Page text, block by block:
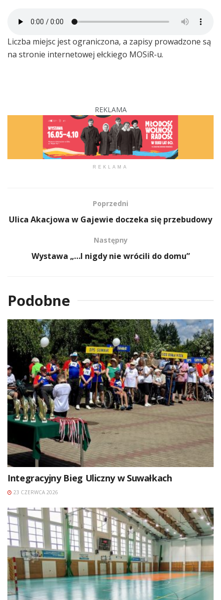
Liczba miejsc jest ograniczona, a zapisy prowadzone są
na stronie internetowej ełckiego MOSiR-u.
REKLAMA
REKLAMA
Poprzedni
Ulica Akacjowa w Gajewie doczeka się przebudowy
Następny
Wystawa „…I nigdy nie wrócili do domu”
Podobne
Integracyjny Bieg Uliczny w Suwałkach
23 CZERWCA 2026